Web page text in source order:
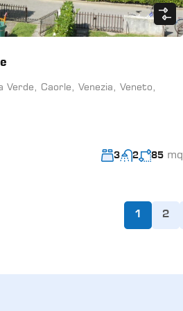
Verde, Caorle, Venezia, Veneto,
3 2 85 mq
1 2